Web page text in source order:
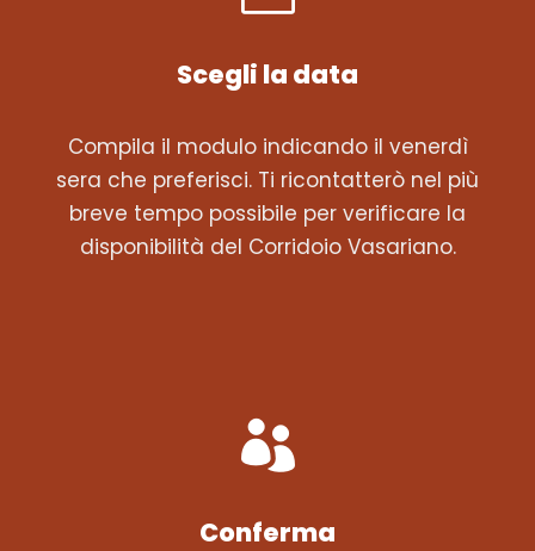
Scegli la data
Compila il modulo indicando il venerdì
sera che preferisci. Ti ricontatterò nel più
breve tempo possibile per verificare la
disponibilità del Corridoio Vasariano.
Conferma